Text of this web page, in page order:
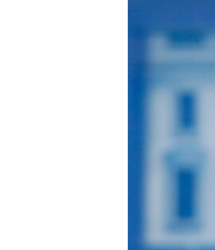
УКРАИНСКАЯ ПРОБЛЕМА КРЫМА